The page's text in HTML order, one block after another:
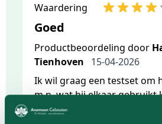
Waardering
Goed
Productbeoordeling door
Tienhoven
15-04-2026
Ik wil graag een testset om
m.n. wat bij elkaar gebruikt